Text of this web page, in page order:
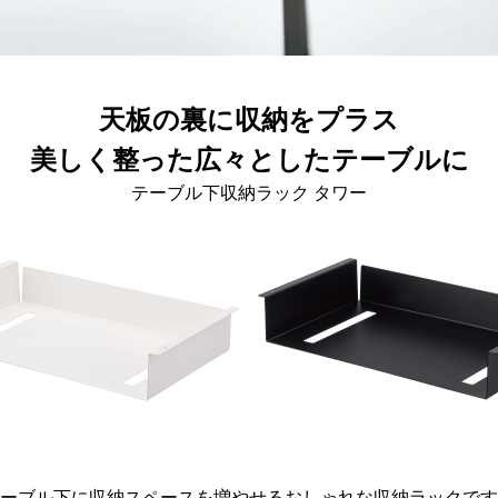
天板の裏に収納をプラス
美しく整った広々としたテーブルに
テーブル下収納ラック タワー